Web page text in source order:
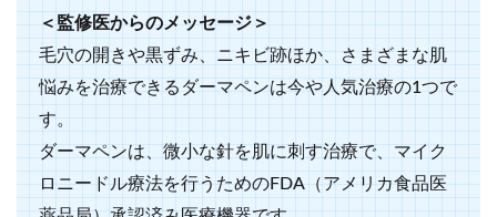
＜監修医からのメッセージ＞
毛穴の開きや黒ずみ、ニキビ跡ほか、さまざまな肌
悩みを治療できるダーマペンは今や人気治療の1つで
す。
ダーマペンは、微小な針を肌に刺す治療で、マイク
ロニードル療法を行うためのFDA（アメリカ食品医